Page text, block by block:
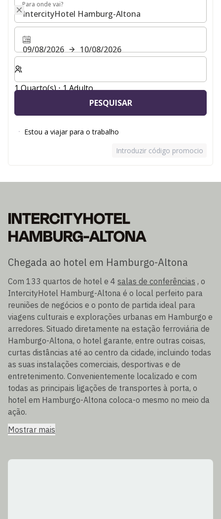
Para onde vai?
Para onde vai?
09/08/2026
10/08/2026
Selecionar o número de quartos e de hóspedes para a
1 Quarto(s) ⋅ 1 Adulto
PESQUISAR
Estou a viajar para o trabalho
Introduzir código promocional
INTERCITYHOTEL
HAMBURG-ALTONA
Chegada ao hotel em Hamburgo-Altona
Com 133 quartos de hotel e 4 salas de conferências , o
IntercityHotel Hamburg-Altona é o local perfeito para
reuniões de negócios e o ponto de partida ideal para
viagens culturais e explorações urbanas em Hamburgo e
arredores. Situado diretamente na estação ferroviária de
Hamburgo-Altona, o hotel garante, entre outras coisas,
curtas distâncias até ao centro da cidade, incluindo todas
as suas instalações comerciais, desportivas e de
entretenimento. Convenientemente localizado e com
todas as principais ligações de transportes à porta, o
hotel em Hamburgo-Altona coloca-o mesmo no meio da
ação.
Mostrar mais